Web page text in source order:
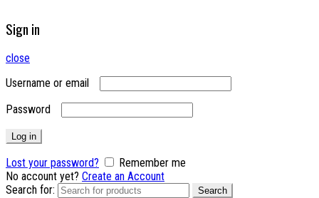
Sign in
close
Username or email
Password
Log in
Lost your password?
Remember me
No account yet? Create an Account
Search for:
Search